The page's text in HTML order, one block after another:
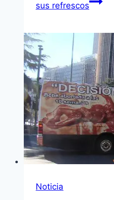
sus refrescos
Noticia